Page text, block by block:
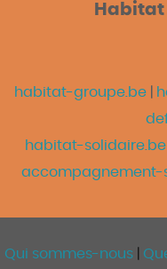
habitat-groupe.be|
habitat-solidaire.be
accompagnement-
Qui sommes-nous